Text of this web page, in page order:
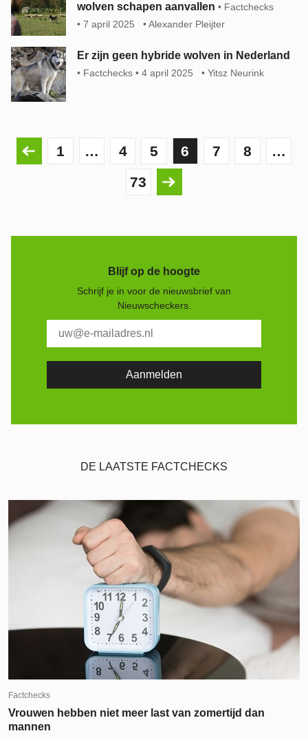
wolven schapen aanvallen
Factchecks
7 april 2025
Alexander Pleijter
Er zijn geen hybride wolven in Nederland
Factchecks 4 april 2025 Yitsz Neurink
1 … 4 5 6 7 8
…
73
Blijf op de hoogte
Schrijf je in voor de nieuwsbrief van
Nieuwscheckers.
DE LAATSTE FACTCHECKS
Factchecks
Vrouwen hebben niet meer last van zomertijd dan
mannen